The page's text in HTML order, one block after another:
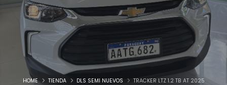
HOME TIENDA DLS SEMI NUEVOS TRACKER LTZ 1.2 TB AT 2025